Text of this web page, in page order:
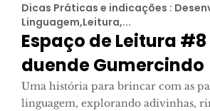
Dicas Práticas e indicações :
Linguagem,Leitura,...
Espaço de Leitura #8
duende Gumercindo
Uma história para brincar com as
linguagem, explorando adivinhas,